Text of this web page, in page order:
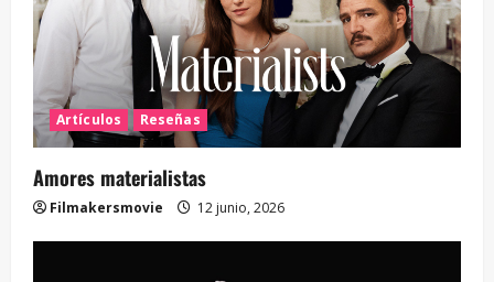
Artículos Reseñas
Amores materialistas
Filmakersmovie 12 junio, 2026